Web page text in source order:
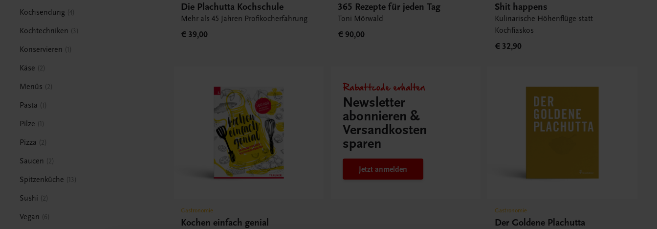
Kochsendung 4
Kochtechniken 3
Konservieren 1
Käse 2
Menüs 2
Pasta 1
Pilze 1
Pizza 2
Saucen 2
Spitzenküche 13
Sushi 2
Vegan 6
Die Plachutta Kochschule
Mehr als 45 Jahren Profikocherfahrung
€ 39,00
365 Rezepte für jeden Tag
Toni Mörwald
€ 90,00
Shit happens
Kulinarische Höhenflüge statt
Kochfiaskos
€ 32,90
Gastronomie
Kochen einfach genial
Rabattcode erhalten
Newsletter
abonnieren &
Versandkosten
sparen
Jetzt anmelden
Gastronomie
Der Goldene Plachutta